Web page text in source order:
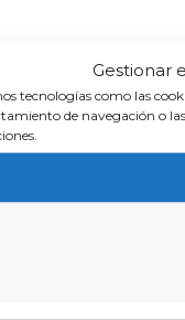
Gestionar
tecnologías como las
de navegación o